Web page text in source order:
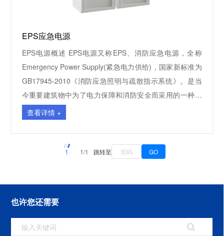
压电源 说明： JJW、JSW系列交流净化稳压电源，是采用
抗干扰功能一体，不仅具有稳压范围宽、精度高、响应
快、效率高、体积小、重量轻、负载适应能力强、性能可
靠等显著优点，而且能有效地抑制电网中的尖峰电压和各
种噪声干扰，是电子计算机、复印机、音像设备、医疗电
子设备等各种电子仪器和自动控制系统的理想供电设备。
3、DBW、SBW大功率自动补偿式电力稳压器 说明：
DBW，SBW系列补偿式交流电力稳压器，是结合我国供电
现状，为稳定交流电压而研制的节能型产品。稳压器由补
偿电路、电压检测、伺服电机控制电路及减速传动机构、
波动或负载时能自动保持输出电压稳定。 功能特点： 高效
率、低损耗、波形畸变小，应变时间短，运行安全可靠，
EPS应急电源
EPS电源概述 EPS电源又称EPS、消防应急电源，全称
Emergency Power Supply(紧急电力供给)，国家新标准为
GB17945-2010《消防应急照明与疏散指示系统》。是当
今重要建筑物中为了电力保障和消防安全而采用的一种应
急电源。它主要由输入输出单元、充电模块、电池组、逆
变器、监控器、输出切换装置等部分组成。广泛应用于节
能供电、大楼照明、道路交通照明、隧道照明、电力、工
矿企业、消防电梯等。 工作原理 其原理为:在市电正常
状态立即切换到逆变器供电，为负荷设备提供应急供电;当
市电恢复时，应急电源将恢复为EPS电源工作原理市电供
查看详情 +
1 1/1 跳转至 GO
也许您还需要